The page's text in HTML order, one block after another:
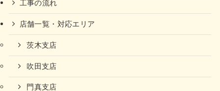
工事の流れ
店舗一覧・対応エリア
茨木支店
吹田支店
門真支店